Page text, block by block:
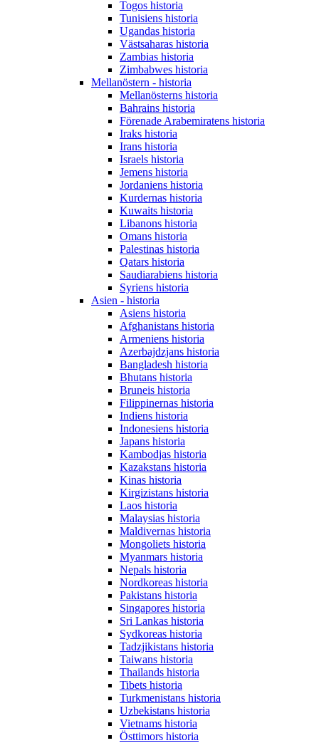
Togos historia
Tunisiens historia
Ugandas historia
Västsaharas historia
Zambias historia
Zimbabwes historia
Mellanöstern - historia
Mellanösterns historia
Bahrains historia
Förenade Arabemiratens historia
Iraks historia
Irans historia
Israels historia
Jemens historia
Jordaniens historia
Kurdernas historia
Kuwaits historia
Libanons historia
Omans historia
Palestinas historia
Qatars historia
Saudiarabiens historia
Syriens historia
Asien - historia
Asiens historia
Afghanistans historia
Armeniens historia
Azerbajdzjans historia
Bangladesh historia
Bhutans historia
Bruneis historia
Filippinernas historia
Indiens historia
Indonesiens historia
Japans historia
Kambodjas historia
Kazakstans historia
Kinas historia
Kirgizistans historia
Laos historia
Malaysias historia
Maldivernas historia
Mongoliets historia
Myanmars historia
Nepals historia
Nordkoreas historia
Pakistans historia
Singapores historia
Sri Lankas historia
Sydkoreas historia
Tadzjikistans historia
Taiwans historia
Thailands historia
Tibets historia
Turkmenistans historia
Uzbekistans historia
Vietnams historia
Östtimors historia